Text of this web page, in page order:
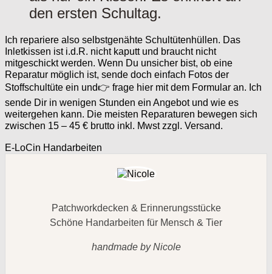
den ersten Schultag.
Ich repariere also selbstgenähte Schultütenhüllen. Das
Inletkissen ist i.d.R. nicht kaputt und braucht nicht
mitgeschickt werden. Wenn Du unsicher bist, ob eine
Reparatur möglich ist, sende doch einfach Fotos der
Stoffschultüte ein und👉 frage hier mit dem Formular an. Ich
sende Dir in wenigen Stunden ein Angebot und wie es
weitergehen kann. Die meisten Reparaturen bewegen sich
zwischen 15 – 45 € brutto inkl. Mwst zzgl. Versand.
E-LoCin Handarbeiten
Patchworkdecken & Erinnerungsstücke
Schöne Handarbeiten für Mensch & Tier
handmade by Nicole